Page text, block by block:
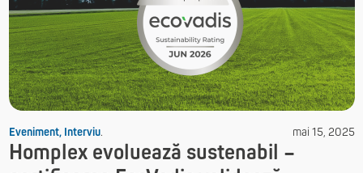
Eveniment, Interviu. mai 15, 2025
Homplex evoluează sustenabil –